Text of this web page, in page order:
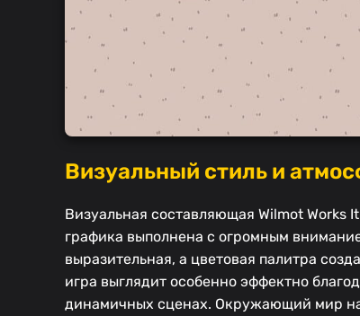
Визуальный стиль и
Визуальная составляющая Wilmot Works
графика выполнена с огромным
выразительная, а цветовая палитра
игра выглядит особенно эффектно
динамичных сценах. Окружающий мир